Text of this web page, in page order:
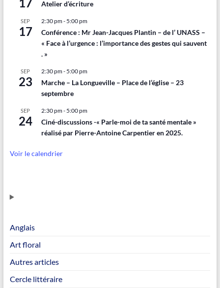
Atelier d’écriture
SEP
17
2:30 pm- 5:00 pm
Conférence : Mr Jean-Jacques Plantin – de l’ UNASS –
« Face à l’urgence : l’importance des gestes qui sauvent
. »
SEP
23
2:30 pm- 5:00 pm
Marche – La Longueville – Place de l’église – 23
septembre
SEP
24
2:30 pm- 5:00 pm
Ciné-discussions -« Parle-moi de ta santé mentale »
réalisé par Pierre-Antoine Carpentier en 2025.
Voir le calendrier
Anglais
Art floral
Autres articles
Cercle littéraire